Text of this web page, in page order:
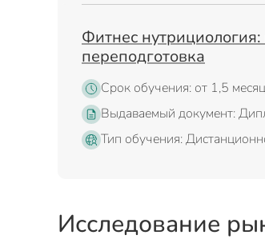
Фитнес
переподготовка
Срок обучения: от 1,5
Выдаваемый документ:
Тип обучения:
Исследование